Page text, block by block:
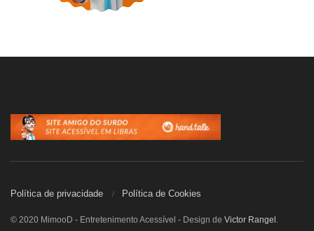
Política de privacidade Política de Cookies
© 2020 MimooD - Entretenimento Acessível - Design de Victor Rangel